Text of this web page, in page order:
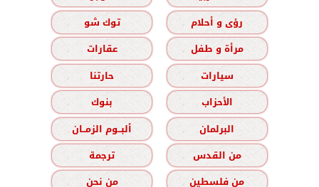
رؤى و أحلام
توك شو
مرأة و طفل
عقارات
سيارات
حارتنا
الأحزاب
بنوك
البرلمان
ألبــوم الزمــان
من القدس
ترجمة
من فلسطين
من نحن